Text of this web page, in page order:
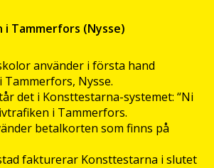
Tammerfors (Nysse)
använder i första hand
Nysse.
det i Konsttestarna-systemet: “Ni
i Tammerfors.
betalkorten som finns på
fakturerar Konsttestarna i slutet